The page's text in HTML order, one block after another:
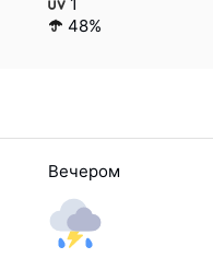
48%
Вечером